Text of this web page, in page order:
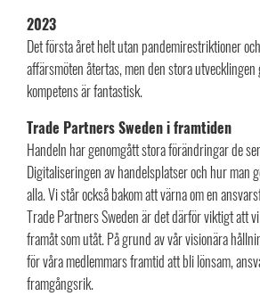
2023
Det första året helt utan pandemirestriktioner
affärsmöten återtas, men den stora
kompetens är fantastisk.
Trade Partners Sweden i framtiden
Handeln har genomgått stora förändringar de
Digitaliseringen av handelsplatser och hur man
alla. Vi står också bakom att värna om en
Trade Partners Sweden är det därför viktigt att
framåt som utåt. På grund av vår visionära
för våra medlemmars framtid att bli lönsam,
framgångsrik.